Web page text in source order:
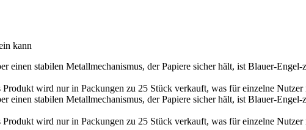
kann
stabilen Metallmechanismus, der Papiere sicher hält, ist Blauer-
wird nur in Packungen zu 25 Stück verkauft, was für einzelne Nutzer
stabilen Metallmechanismus, der Papiere sicher hält, ist Blauer-
wird nur in Packungen zu 25 Stück verkauft, was für einzelne Nutzer